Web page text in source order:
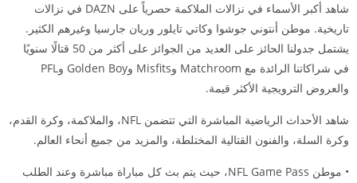
شاهد أكبر الأسماء في نزالات الملاكمة حصرياً على DAZN في نزالات
تاريخية. موطن أنتوني جوشوا وكاتي تايلور وريان جارسيا وغيرهم الكثير.
يشتمل جدولنا الحائز على العديد من الجوائز على أكثر من 50 قتالًا سنويًا
في شراكاتنا الرائدة مع Matchroom وMisfits وGolden Boy وPFL
والعروض الترويجية الأكثر قيمة.
شاهد الأحداث الرياضية المباشرة التي تتضمن NFL، والملاكمة، وكرة القدم،
وكرة السلة، والفنون القتالية المختلطة، والمزيد من جميع أنحاء العالم.
• موطن NFL Game Pass، حيث يتم بث كل مباراة مباشرة وعند الطلب